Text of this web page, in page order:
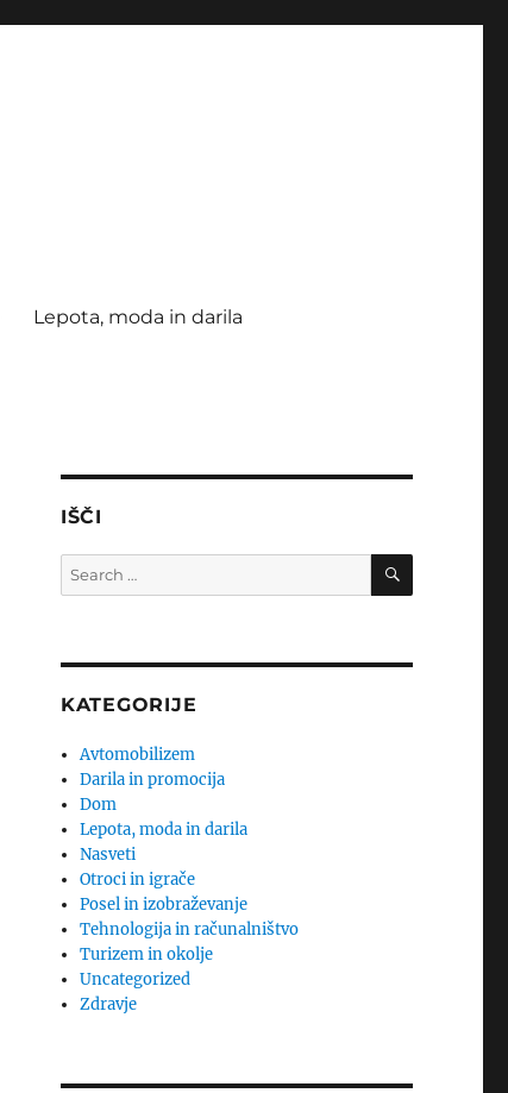
Lepota, moda in darila
IŠČI
Search
for:
SEARCH
KATEGORIJE
Avtomobilizem
Darila in promocija
Dom
Lepota, moda in darila
Nasveti
Otroci in igrače
Posel in izobraževanje
Tehnologija in računalništvo
Turizem in okolje
Uncategorized
Zdravje